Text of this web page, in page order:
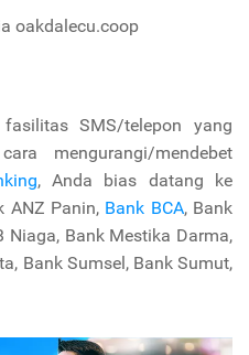
oakdalecu.coop
SMS/telepon yang
mengurangi/mendebet
, Anda bias datang ke
ANZ Panin, Bank BCA, Bank
Niaga, Bank Mestika Darma,
Bank Sumsel, Bank Sumut,